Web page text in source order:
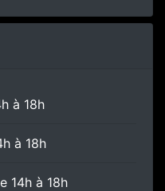
à 18h
à 18h
14h à 18h